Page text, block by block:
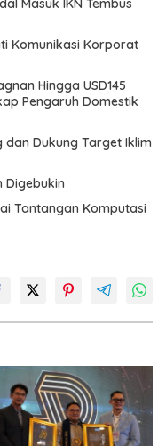
Masuk IKN Tembus
Komunikasi Korporat
Hingga USD145
Pengaruh Domestik
dan Dukung Target Iklim
Digebukin
Tantangan Komputasi